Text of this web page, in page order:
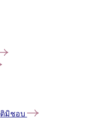
มิชอบ